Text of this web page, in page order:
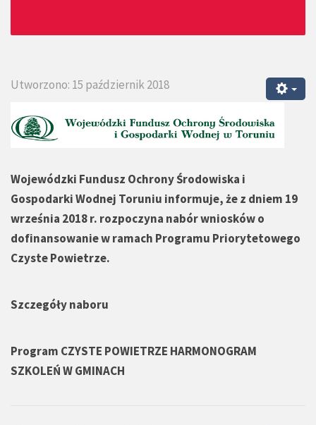
Utworzono: 15 październik 2018
Wojewódzki Fundusz Ochrony Środowiska i
Gospodarki Wodnej Toruniu informuje, że z dniem 19
września 2018 r. rozpoczyna nabór wniosków o
dofinansowanie w ramach Programu Priorytetowego
Czyste Powietrze.
Szczegóły naboru
Program CZYSTE POWIETRZE HARMONOGRAM
SZKOLEŃ W GMINACH